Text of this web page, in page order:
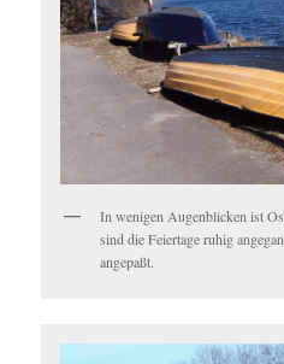
In wenigen Augenblicken ist
sind die Feiertage ruhig
angepaßt.